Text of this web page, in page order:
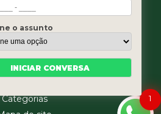
Home
Quem somos
Serviços
Blog
Categorias
1
o assunto
INICIAR CONVERSA